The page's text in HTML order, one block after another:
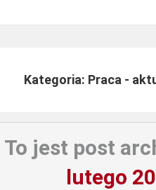
Kategoria: Praca -
To jest post
lutego